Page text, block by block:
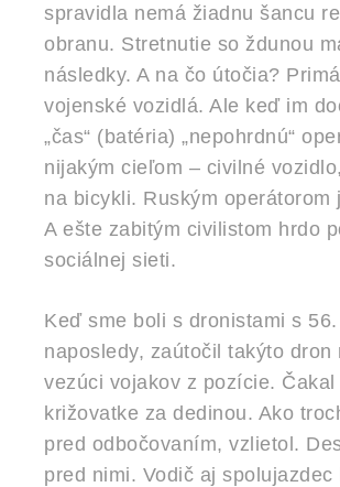
spravidla nemá žiadnu šancu
obranu. Stretnutie so ždunou
následky. A na čo útočia?
vojenské vozidlá. Ale keď im
„čas“ (batéria) „nepohrdnú“
nijakým cieľom – civilné
na bicykli. Ruským operátorom
A ešte zabitým civilistom hrdo
sociálnej sieti.
Keď sme boli s dronistami s
naposledy, zaútočil takýto dron
vezúci vojakov z pozície. Čakal
križovatke za dedinou. Ako
pred odbočovaním, vzlietol.
pred nimi. Vodič aj spolujazdec